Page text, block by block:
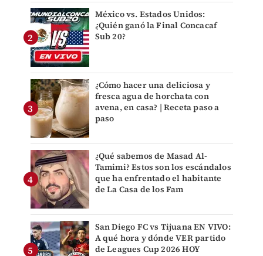
México vs. Estados Unidos:
¿Quién ganó la Final Concacaf
Sub 20?
¿Cómo hacer una deliciosa y
fresca agua de horchata con
avena, en casa? | Receta paso a
paso
¿Qué sabemos de Masad Al-
Tamimi? Estos son los escándalos
que ha enfrentado el habitante
de La Casa de los Fam
San Diego FC vs Tijuana EN VIVO:
A qué hora y dónde VER partido
de Leagues Cup 2026 HOY